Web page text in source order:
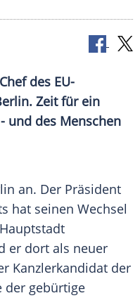
des EU-
Zeit für ein
und des Menschen
an. Der Präsident
hat seinen Wechsel
er dort als neuer
Kanzlerkandidat der
der gebürtige